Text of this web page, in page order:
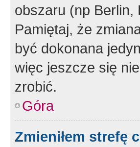
obszaru (np Berlin,
Pamiętaj, że
być dokonana
więc jeszcze się
zrobić.
Góra
Zmieniłem strefę